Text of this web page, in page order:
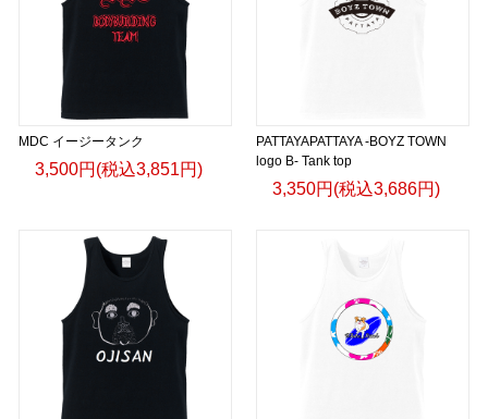
MDC イージータンク
3,500円(税込3,851円)
PATTAYAPATTAYA -BOYZ TOWN
logo B- Tank top
3,350円(税込3,686円)